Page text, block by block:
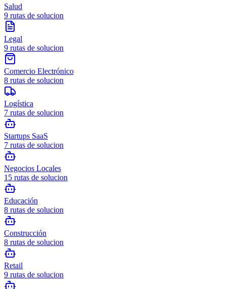
Salud
9 rutas de solucion
Legal
9 rutas de solucion
Comercio Electrónico
8 rutas de solucion
Logística
7 rutas de solucion
Startups SaaS
7 rutas de solucion
Negocios Locales
15 rutas de solucion
Educación
8 rutas de solucion
Construcción
8 rutas de solucion
Retail
9 rutas de solucion